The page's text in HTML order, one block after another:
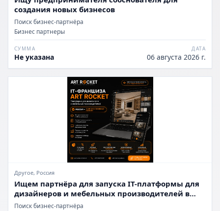
создания новых бизнесов
Поиск бизнес-партнёра
Бизнес партнеры
СУММА
Не указана
ДАТА
06 августа 2026 г.
Другое, Россия
Ищем партнёра для запуска IT-платформы для
дизайнеров и мебельных производителей в
России
Поиск бизнес-партнёра